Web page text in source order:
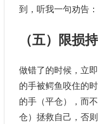
到，听我一句劝告
（五）限损
做错了的时候，立
的手被鳄鱼咬住的
的手（平仓），而
仓）拯救自己，否